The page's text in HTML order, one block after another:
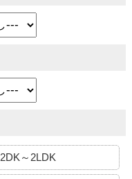
2DK～2LDK